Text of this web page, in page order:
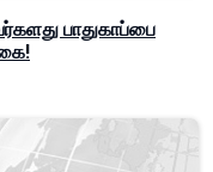
பாதுகாப்பை